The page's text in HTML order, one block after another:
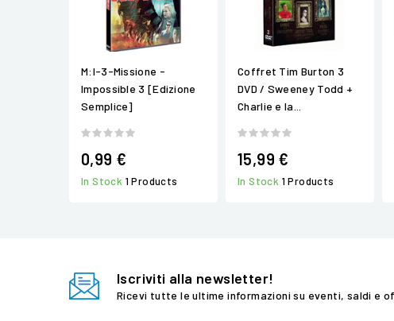
M:I-3-Missione -
Impossible 3 [Edizione
Semplice]
0,99 €
In Stock 1 Products
Coffret Tim Burton 3
DVD / Sweeney Todd +
Charlie e la...
15,99 €
In Stock 1 Products
Iscriviti alla newsletter!
Ricevi tutte le ultime informazioni su eventi, saldi e